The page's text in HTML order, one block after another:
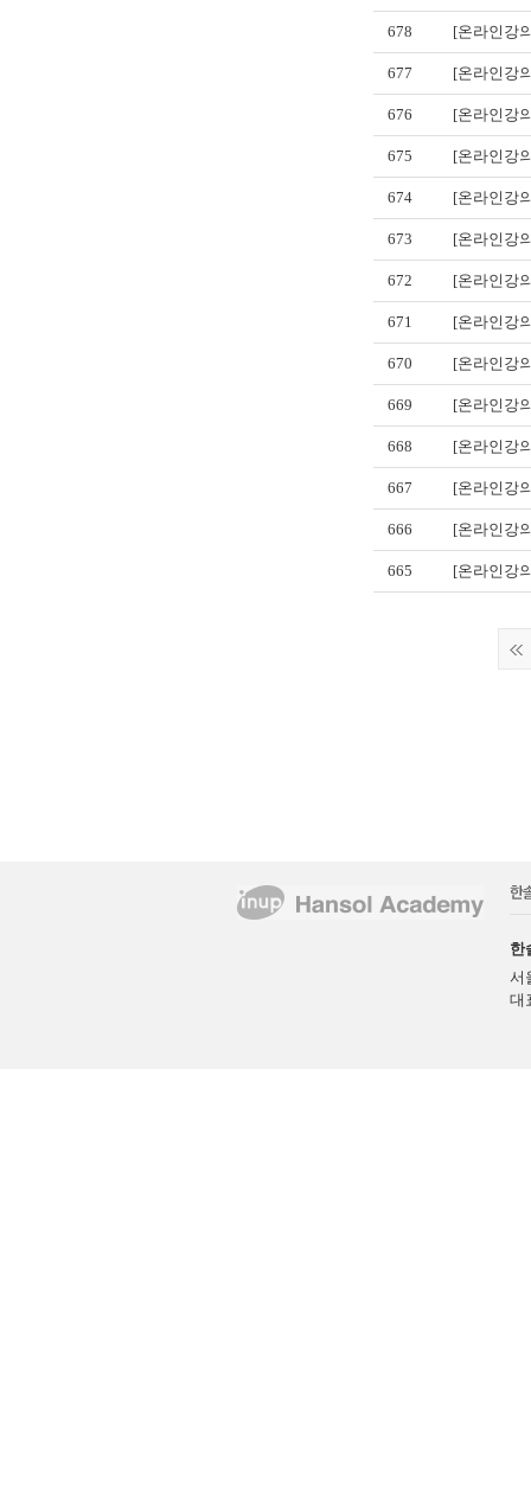
678 [온라인강
677 [온라인강
676 [온라인강
675 [온라인강
674 [온라인강
673 [온라인강
672 [온라인강
671 [온라인강
670 [온라인강
669 [온라인강
668 [온라인강
667 [온라인강
666 [온라인강
665 [온라인강
한
서
대